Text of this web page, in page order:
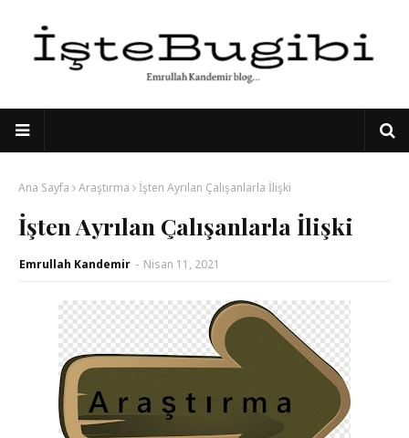
Ana Sayfa Araştırma İşten Ayrılan Çalışanlarla İlişki
İşten Ayrılan Çalışanlarla İlişki
Emrullah Kandemir - Nisan 11, 2021